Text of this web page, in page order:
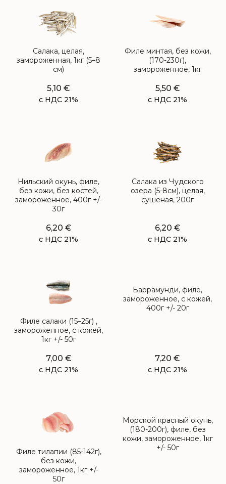
Салака, целая,
замороженная, 1кг (5–8
см)
5,10 €
с НДС 21%
Филе минтая, без кожи,
(170-230г),
замороженное, 1кг
5,50 €
с НДС 21%
Нильский окунь, филе,
без кожи, без костей,
замороженное, 400г +/-
30г
6,20 €
с НДС 21%
Салака из Чудского
озера (5-8см), целая,
сушёная, 200г
6,20 €
с НДС 21%
Филе салаки (15–25г) ,
замороженное, с кожей,
1кг +/- 50г
7,00 €
с НДС 21%
Баррамунди, филе,
замороженное, с кожей,
400г +/- 20г
7,20 €
с НДС 21%
Филе тилапии (85-142г),
без кожи,
замороженное, 1кг +/-
50г
Морской красный окунь,
(180-200г), филе, без
кожи, замороженное, 1кг
+/- 50г